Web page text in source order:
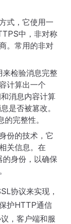
式，它使用一
中，非对称
。常用的非对
检验消息完整
计算出一个
消息内容计算
是否被篡改。
完整性。
份的技术，它
关信息。在
身份，以确保
协议来实现，
护HTTP通信
，客户端和服